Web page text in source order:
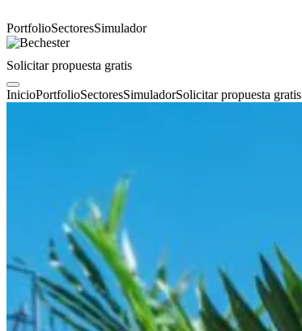
PortfolioSectoresSimulador
Solicitar propuesta gratis
InicioPortfolioSectoresSimuladorSolicitar propuesta gratis